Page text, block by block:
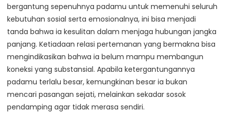
bergantung sepenuhnya padamu untuk memenuhi seluruh
kebutuhan sosial serta emosionalnya, ini bisa menjadi
tanda bahwa ia kesulitan dalam menjaga hubungan jangka
panjang. Ketiadaan relasi pertemanan yang bermakna bisa
mengindikasikan bahwa ia belum mampu membangun
koneksi yang substansial. Apabila ketergantungannya
padamu terlalu besar, kemungkinan besar ia bukan
mencari pasangan sejati, melainkan sekadar sosok
pendamping agar tidak merasa sendiri.